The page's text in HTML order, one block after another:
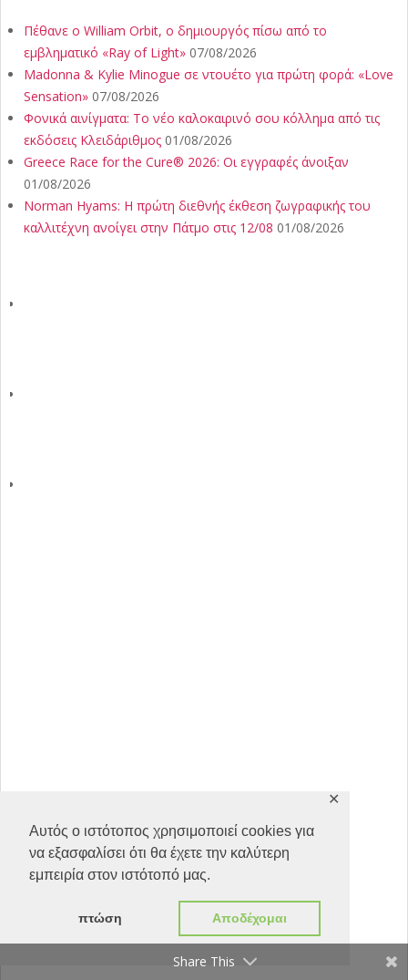
Αυτός ο ιστότοπος χρησιμοποιεί cookies για
να εξασφαλίσει ότι θα έχετε την καλύτερη
εμπειρία στον ιστότοπό μας.
πτώση Αποδέχομαι
✕
Πέθανε ο William Orbit, ο δημιουργός πίσω από το
εμβληματικό «Ray of Light» 07/08/2026
Madonna & Kylie Minogue σε ντουέτο για πρώτη φορά: «Love
Sensation» 07/08/2026
Φονικά αινίγματα: Το νέο καλοκαιρινό σου κόλλημα από τις
εκδόσεις Κλειδάριθμος 01/08/2026
Greece Race for the Cure® 2026: Οι εγγραφές άνοιξαν
01/08/2026
Norman Hyams: Η πρώτη διεθνής έκθεση ζωγραφικής του
καλλιτέχνη ανοίγει στην Πάτμο στις 12/08 01/08/2026
Share This